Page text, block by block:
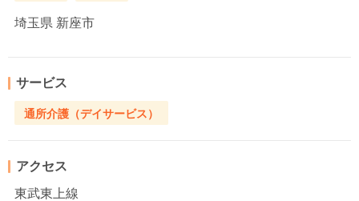
埼玉県 新座市
サービス
通所介護（デイサービス）
アクセス
東武東上線